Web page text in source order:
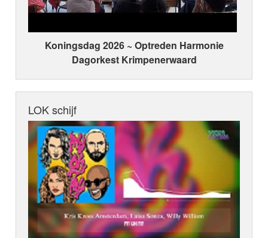
Koningsdag 2026 ~ Optreden Harmonie
Dagorkest Krimpenerwaard
LOK schijf